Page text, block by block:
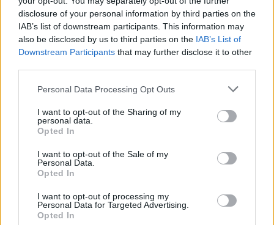
disclosure of your personal information by third parties on the
IAB’s list of downstream participants. This information may
also be disclosed by us to third parties on the IAB’s List of
Downstream Participants that may further disclose it to other
Please note that this website/app uses one or more Google
not limited to your visit or usage behaviour. You may click to
grant or deny consent to Google and its third-party tags to
use your data for below specified purposes in below Google
consent section.
Personal Data Processing Opt Outs
I want to opt-out of the Sharing of my
personal data.
Opted In
I want to opt-out of the Sale of my
Personal Data.
Opted In
I want to opt-out of processing my
Personal Data for Targeted Advertising.
Opted In